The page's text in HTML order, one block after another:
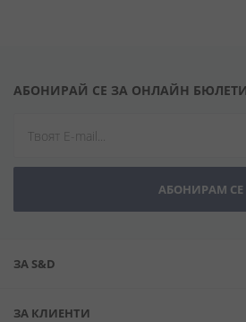
АБОНИРАЙ СЕ ЗА ОНЛАЙН
АБОНИРАМ СЕ
ЗА S&D
ЗА КЛИЕНТИ